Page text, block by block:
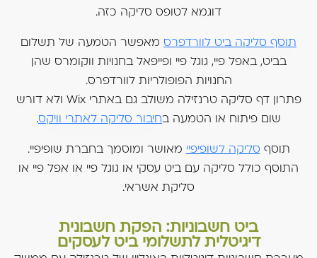
דוגמא לטופס סליקה כזה.
תוסף סליקה ביט לוורדפרס מאפשר הטמעה של תשלום
בביט, באפל פיי, גוגל פיי ופייפאל בחנויות ווקומרס שהן
החנויות הפופולריות לוורדפרס.
פתרון דף סליקה טרנזילה משולב גם באתרי Wix ולא דורש
שום פיתוח או הטמעה בחיבור סליקה לאתרי וויקס.
תוסף סליקה לשופיפיי מאושר ומוסמך בחברת שופיפיי.
התוסף כולל סליקה עם ביט עסקי או גוגל פיי או אפל פיי או
סליקת אשראי.
ביט חשבוניות: הפקת חשבונית
דיגיטלית לתשלומי ביט לעסקים